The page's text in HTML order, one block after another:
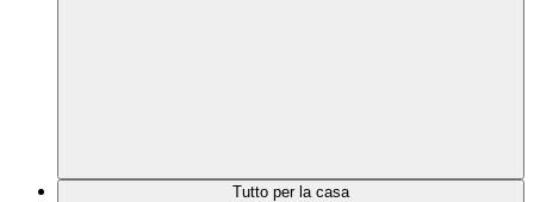
Tutto per la casa